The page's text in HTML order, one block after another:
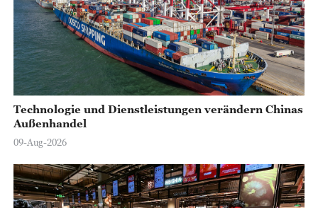
Technologie und Dienstleistungen verändern Chinas
Außenhandel
09-Aug-2026